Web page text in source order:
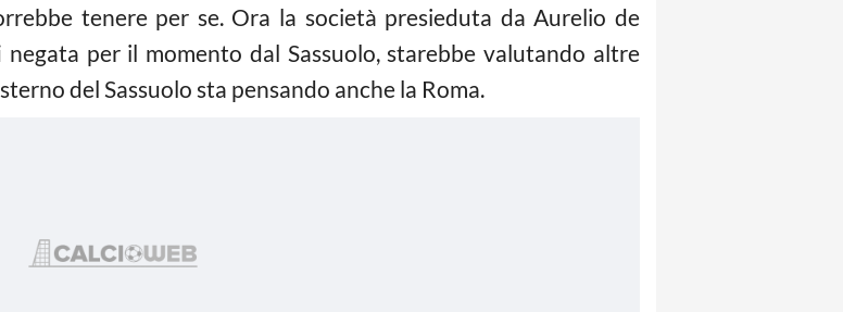
tenere per se. Ora la società presieduta da Aurelio de
negata per il momento dal Sassuolo, starebbe valutando altre
del Sassuolo sta pensando anche la Roma.